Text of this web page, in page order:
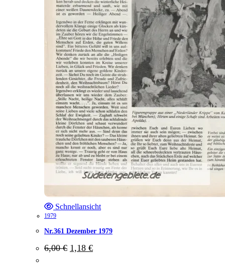
Schnellansicht
1979
Nr.361 Dezember 1979
6,00€ Ursprünglicher
Preis
1,18 €Aktueller
Preis